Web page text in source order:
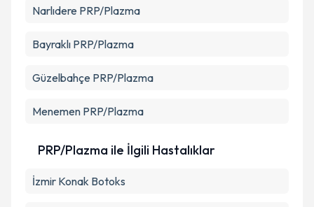
Narlıdere PRP/Plazma
Bayraklı PRP/Plazma
Güzelbahçe PRP/Plazma
Menemen PRP/Plazma
PRP/Plazma ile İlgili Hastalıklar
İzmir Konak Botoks